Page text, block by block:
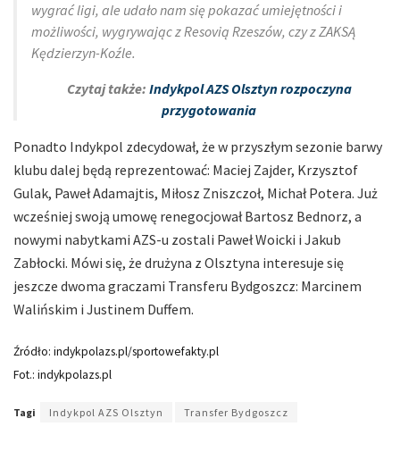
wygrać ligi, ale udało nam się pokazać umiejętności i
możliwości, wygrywając z Resovią Rzeszów, czy z ZAKSĄ
Kędzierzyn-Koźle.
Czytaj także: Indykpol AZS Olsztyn rozpoczyna
przygotowania
Ponadto Indykpol zdecydował, że w przyszłym sezonie barwy
klubu dalej będą reprezentować: Maciej Zajder, Krzysztof
Gulak, Paweł Adamajtis, Miłosz Zniszczoł, Michał Potera. Już
wcześniej swoją umowę renegocjował Bartosz Bednorz, a
nowymi nabytkami AZS-u zostali Paweł Woicki i Jakub
Zabłocki. Mówi się, że drużyna z Olsztyna interesuje się
jeszcze dwoma graczami Transferu Bydgoszcz: Marcinem
Walińskim i Justinem Duffem.
Źródło: indykpolazs.pl/sportowefakty.pl
Fot.: indykpolazs.pl
Tagi Indykpol AZS Olsztyn Transfer Bydgoszcz